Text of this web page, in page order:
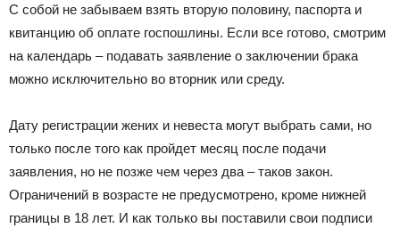
С собой не забываем взять вторую половину, паспорта и
квитанцию об оплате госпошлины. Если все готово, смотрим
на календарь – подавать заявление о заключении брака
можно исключительно во вторник или среду.
Дату регистрации жених и невеста могут выбрать сами, но
только после того как пройдет месяц после подачи
заявления, но не позже чем через два – таков закон.
Ограничений в возрасте не предусмотрено, кроме нижней
границы в 18 лет. И как только вы поставили свои подписи